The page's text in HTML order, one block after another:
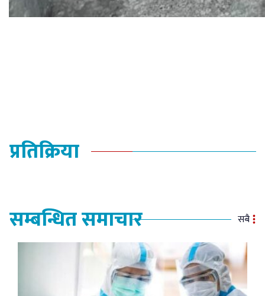
प्रतिक्रिया
सम्बन्धित समाचार सबै